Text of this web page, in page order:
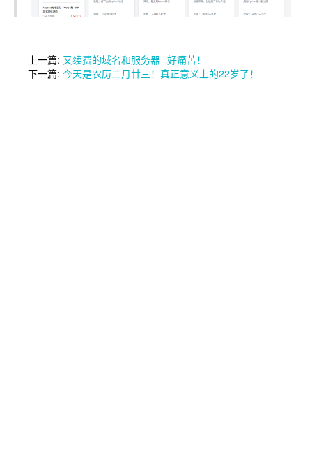
上一篇: 又续费的域名和服务器--好痛苦！
下一篇: 今天是农历二月廿三！真正意义上的22岁了！